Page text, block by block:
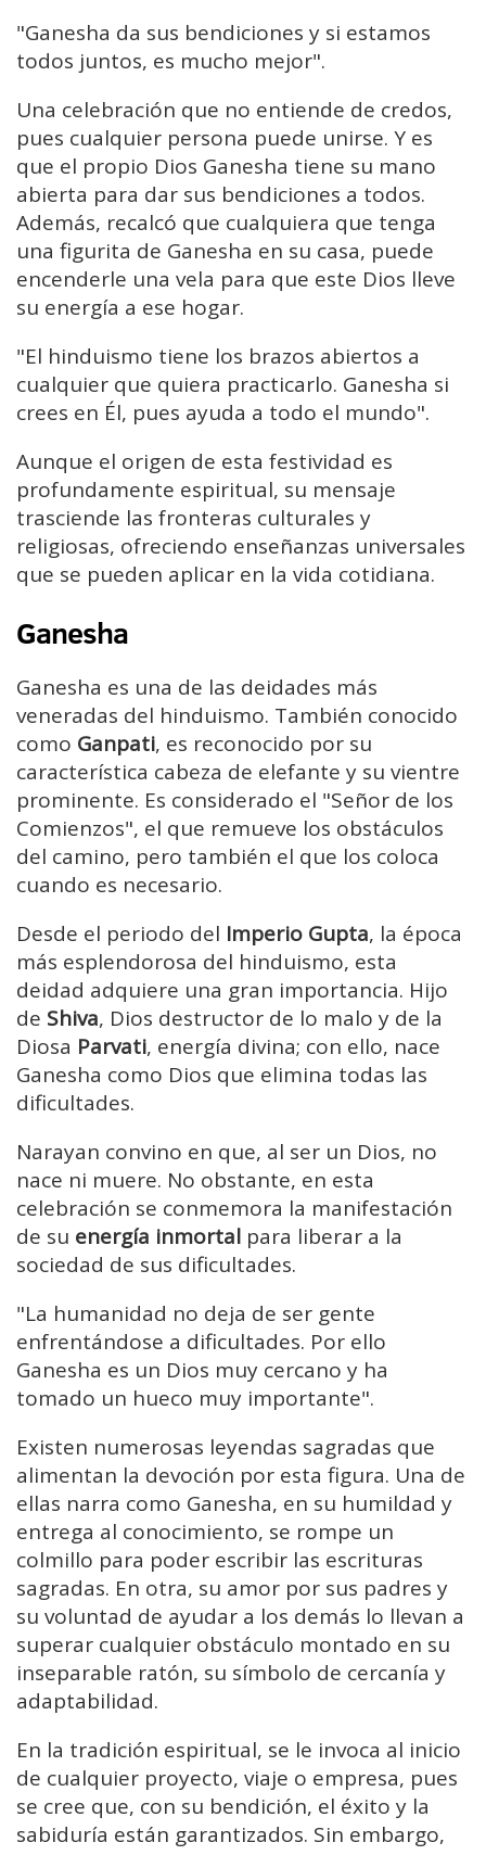
"Ganesha da sus bendiciones y si estamos
todos juntos, es mucho mejor".
Una celebración que no entiende de credos,
pues cualquier persona puede unirse. Y es
que el propio Dios Ganesha tiene su mano
abierta para dar sus bendiciones a todos.
Además, recalcó que cualquiera que tenga
una figurita de Ganesha en su casa, puede
encenderle una vela para que este Dios lleve
su energía a ese hogar.
"El hinduismo tiene los brazos abiertos a
cualquier que quiera practicarlo. Ganesha si
crees en Él, pues ayuda a todo el mundo".
Aunque el origen de esta festividad es
profundamente espiritual, su mensaje
trasciende las fronteras culturales y
religiosas, ofreciendo enseñanzas universales
que se pueden aplicar en la vida cotidiana.
Ganesha
Ganesha es una de las deidades más
veneradas del hinduismo. También conocido
como Ganpati, es reconocido por su
característica cabeza de elefante y su vientre
prominente. Es considerado el "Señor de los
Comienzos", el que remueve los obstáculos
del camino, pero también el que los coloca
cuando es necesario.
Desde el periodo del Imperio Gupta, la época
más esplendorosa del hinduismo, esta
deidad adquiere una gran importancia. Hijo
de Shiva, Dios destructor de lo malo y de la
Diosa Parvati, energía divina; con ello, nace
Ganesha como Dios que elimina todas las
dificultades.
Narayan convino en que, al ser un Dios, no
nace ni muere. No obstante, en esta
celebración se conmemora la manifestación
de su energía inmortal para liberar a la
sociedad de sus dificultades.
"La humanidad no deja de ser gente
enfrentándose a dificultades. Por ello
Ganesha es un Dios muy cercano y ha
tomado un hueco muy importante".
Existen numerosas leyendas sagradas que
alimentan la devoción por esta figura. Una de
ellas narra como Ganesha, en su humildad y
entrega al conocimiento, se rompe un
colmillo para poder escribir las escrituras
sagradas. En otra, su amor por sus padres y
su voluntad de ayudar a los demás lo llevan a
superar cualquier obstáculo montado en su
inseparable ratón, su símbolo de cercanía y
adaptabilidad.
En la tradición espiritual, se le invoca al inicio
de cualquier proyecto, viaje o empresa, pues
se cree que, con su bendición, el éxito y la
sabiduría están garantizados. Sin embargo,